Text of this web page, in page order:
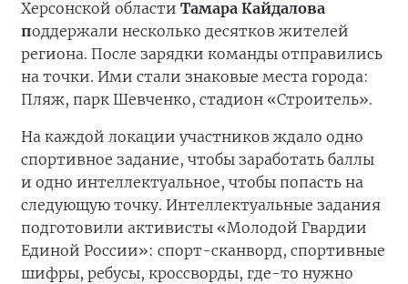
Херсонской области Тамара Кайдалова
поддержали несколько десятков жителей
региона. После зарядки команды отправились
на точки. Ими стали знаковые места города:
Пляж, парк Шевченко, стадион «Строитель».
На каждой локации участников ждало одно
спортивное задание, чтобы заработать баллы
и одно интеллектуальное, чтобы попасть на
следующую точку. Интеллектуальные задания
подготовили активисты «Молодой Гвардии
Единой России»: спорт-сканворд, спортивные
шифры, ребусы, кроссворды, где-то нужно